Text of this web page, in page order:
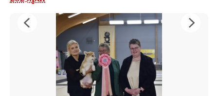
Tidigare Nästa